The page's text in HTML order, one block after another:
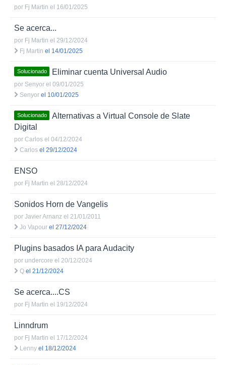
por Fj Martin el 16/01/2025
Se acerca...
por Fj Martin el 29/12/2024
Fj Martin el 14/01/2025
Solucionado Eliminar cuenta Universal Audio
por Senyor el 09/01/2025
Senyor el 10/01/2025
Solucionado
Alternativas a Virtual Console de Slate
Digital
por Carlos el 04/12/2024
Carlos el 29/12/2024
ENSO
por Fj Martin el 28/12/2024
Sonidos Horn de Vangelis
por Javier Arnanz el 21/01/2011
Jo Vapour el 27/12/2024
Plugins basados IA para Audacity
por undercore el 20/12/2024
Q el 21/12/2024
Se acerca....CS
por Fj Martin el 19/12/2024
Linndrum
por Fj Martin el 17/12/2024
Lenny el 18/12/2024